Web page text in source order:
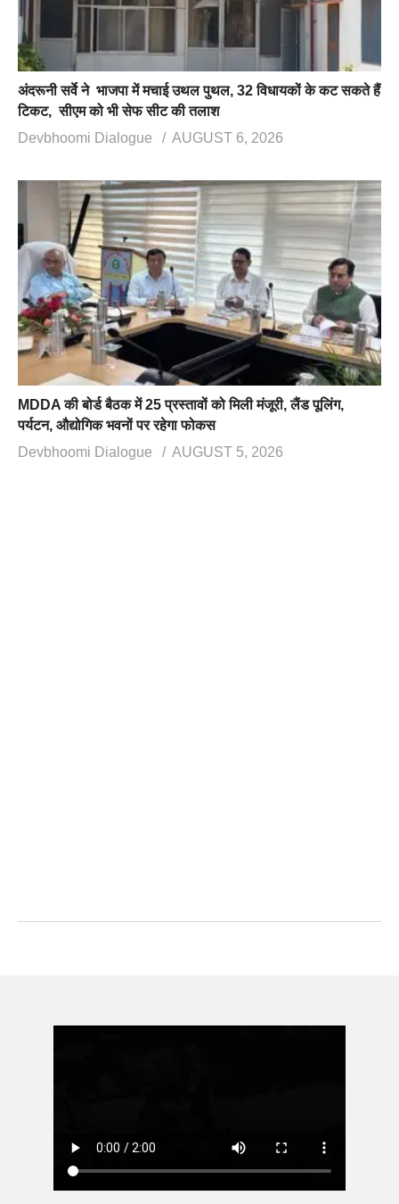
अंदरूनी सर्वे ने भाजपा में मचाई उथल पुथल, 32 विधायकों के कट सकते हैं
टिकट, सीएम को भी सेफ सीट की तलाश
Devbhoomi Dialogue
AUGUST 6, 2026
MDDA की बोर्ड बैठक में 25 प्रस्तावों को मिली मंजूरी, लैंड पूलिंग,
पर्यटन, औद्योगिक भवनों पर रहेगा फोकस
Devbhoomi Dialogue
AUGUST 5, 2026